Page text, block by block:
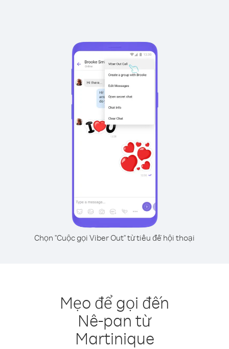
Chọn "Cuộc gọi Viber Out" từ tiêu đề hội thoại
Mẹo để gọi đến
Nê-pan từ
Martinique